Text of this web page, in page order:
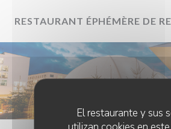
El restaurante y sus